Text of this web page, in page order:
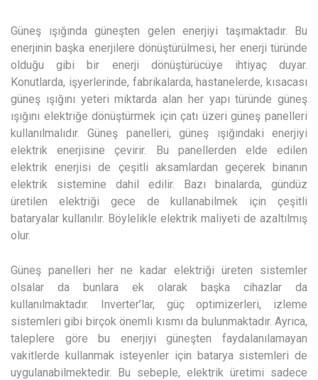
Güneş ışığında güneşten gelen enerjiyi taşımaktadır. Bu
enerjinin başka enerjilere dönüştürülmesi, her enerji türünde
olduğu gibi bir enerji dönüştürücüye ihtiyaç duyar.
Konutlarda, işyerlerinde, fabrikalarda, hastanelerde, kısacası
güneş ışığını yeteri miktarda alan her yapı türünde güneş
ışığını elektriğe dönüştürmek için çatı üzeri güneş panelleri
kullanılmalıdır. Güneş panelleri, güneş ışığındaki enerjiyi
elektrik enerjisine çevirir. Bu panellerden elde edilen
elektrik enerjisi de çeşitli aksamlardan geçerek binanın
elektrik sistemine dahil edilir. Bazı binalarda, gündüz
üretilen elektriği gece de kullanabilmek için çeşitli
bataryalar kullanılır. Böylelikle elektrik maliyeti de azaltılmış
olur.
Güneş panelleri her ne kadar elektriği üreten sistemler
olsalar da bunlara ek olarak başka cihazlar da
kullanılmaktadır. Inverter’lar, güç optimizerleri, izleme
sistemleri gibi birçok önemli kısmı da bulunmaktadır. Ayrıca,
taleplere göre bu enerjiyi güneşten faydalanılamayan
vakitlerde kullanmak isteyenler için batarya sistemleri de
uygulanabilmektedir. Bu sebeple, elektrik üretimi sadece